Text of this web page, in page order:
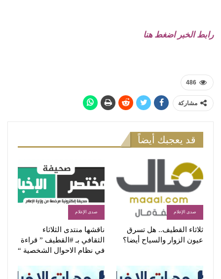
رابط الخبر اضغط هنا
486
مشاركة
قد يعجبك أيضاً
صدى الإعلام
ثلاثاء القطيف.. هل تسرق
عيون الزوار والسياح أيضا؟
صدى الإعلام
ناقشها منتدى الثلاثاء
الثقافي بـ #القطيف ” قراءة
في نظام الاحوال الشخصية “